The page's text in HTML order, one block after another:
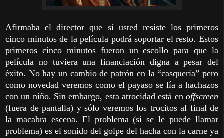
Afirmaba el director que si usted resiste los primeros
cinco minutos de la película podrá soportar el resto. Estos
primeros cinco minutos fueron un escollo para que la
película no tuviera una financiación digna a pesar del
éxito. No hay un cambio de patrón en la “casquería” pero
como novedad veremos como el payaso se lía a hachazos
con un niño. Sin embargo, esta atrocidad está en offscreen
(fuera de pantalla) y sólo veremos los trocitos al final de
la macabra escena. El problema (si se le puede llamar
problema) es el sonido del golpe del hacha con la carne ya